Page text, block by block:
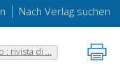
| Nach Verlag suchen
: rivista di ...